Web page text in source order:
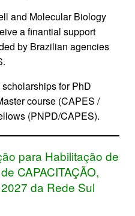
and Molecular Biology
a finantial support
by Brazilian agencies
for PhD
course (CAPES /
(PNPD/CAPES).
para Habilitação de
CAPACITAÇÃO,
da Rede Sul